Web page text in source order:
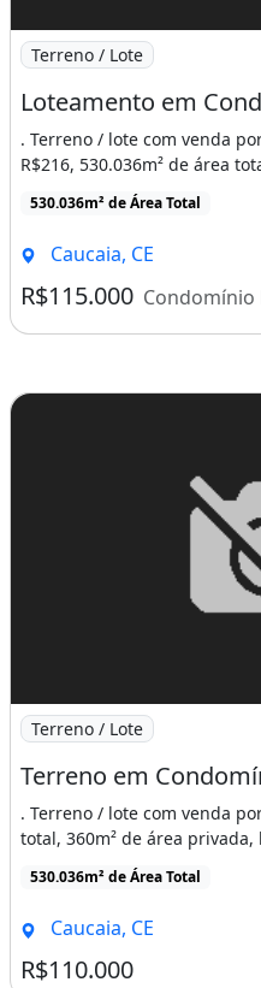
Imagem: Loteamento em
Terreno / Lote
. Terreno / lote com venda
R$216, 530.036m² de área
530.036m² de Área Total
Caucaia, CE
R$115.000 Condomínio
Imagem: Terreno em
Terreno / Lote
. Terreno / lote com venda
total, 360m² de área privada,
530.036m² de Área Total
Caucaia, CE
R$110.000